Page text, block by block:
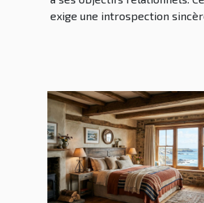
exige une introspection